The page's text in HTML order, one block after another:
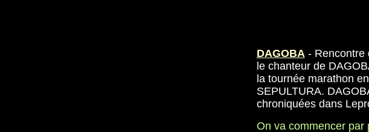
DAGOBA- Rencontre
le chanteur de
la tournée marathon
SEPULTURA.
chroniquées dans
On va commencer par